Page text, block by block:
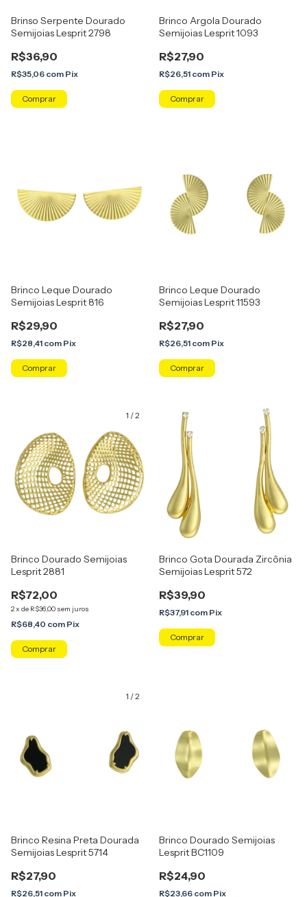
Brinso Serpente Dourado
Semijoias Lesprit 2798
R$36,90
R$35,06 com Pix
Brinco Argola Dourado
Semijoias Lesprit 1093
R$27,90
R$26,51 com Pix
Brinco Leque Dourado
Semijoias Lesprit 816
R$29,90
R$28,41 com Pix
Brinco Leque Dourado
Semijoias Lesprit 11593
R$27,90
R$26,51 com Pix
1 /2
Brinco Dourado Semijoias
Lesprit 2881
R$72,00
2x de R$36,00 sem juros
R$68,40 com Pix
Brinco Gota Dourada Zircônia
Semijoias Lesprit 572
R$39,90
R$37,91 com Pix
1 /2
Brinco Resina Preta Dourada
Semijoias Lesprit 5714
R$27,90
R$26,51 com Pix
Brinco Dourado Semijoias
Lesprit BC1109
R$24,90
R$23,66 com Pix